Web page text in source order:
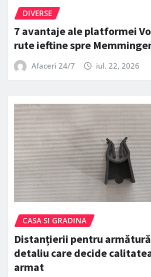
DIVERSE
7 avantaje ale platformei
rute ieftine spre
Afaceri 24/7 iul. 22, 2026
CASA SI GRADINA
Distanțierii pentru
detaliu care decide
armat